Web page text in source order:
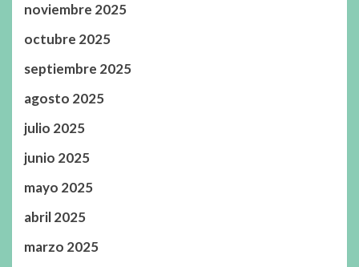
noviembre 2025
octubre 2025
septiembre 2025
agosto 2025
julio 2025
junio 2025
mayo 2025
abril 2025
marzo 2025